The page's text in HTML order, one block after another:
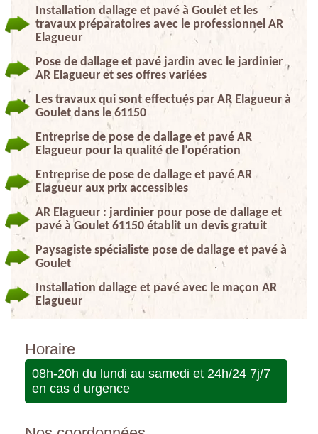
Installation dallage et pavé à Goulet et les
travaux préparatoires avec le professionnel AR
Elagueur
Pose de dallage et pavé jardin avec le jardinier
AR Elagueur et ses offres variées
Les travaux qui sont effectués par AR Elagueur à
Goulet dans le 61150
Entreprise de pose de dallage et pavé AR
Elagueur pour la qualité de l’opération
Entreprise de pose de dallage et pavé AR
Elagueur aux prix accessibles
AR Elagueur : jardinier pour pose de dallage et
pavé à Goulet 61150 établit un devis gratuit
Paysagiste spécialiste pose de dallage et pavé à
Goulet
Installation dallage et pavé avec le maçon AR
Elagueur
Horaire
08h-20h du lundi au samedi et 24h/24 7j/7
en cas d urgence